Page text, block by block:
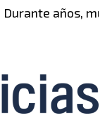
Durante años,